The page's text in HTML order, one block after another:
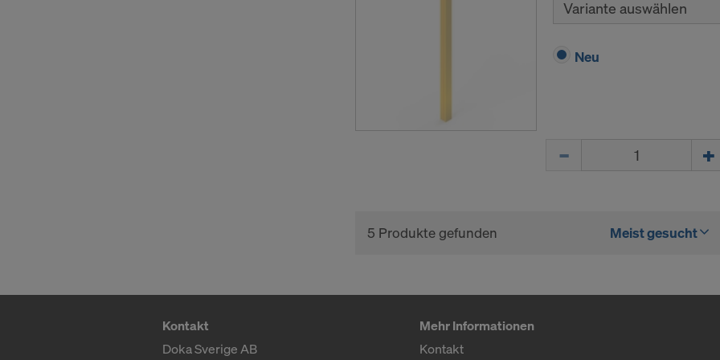
Variante auswählen
Neu
5 Produkte gefunden Meist gesucht
Kontakt
Doka Sverige AB
Mehr Informationen
Kontakt
.Wir bieten Ihnen auch die Möglichkeit, Ihre
auszuwählen (Erweiterte Cookie-Einstellungen).
SIND SIE MIT DER VERARBEITUNG VON COOKIES UND